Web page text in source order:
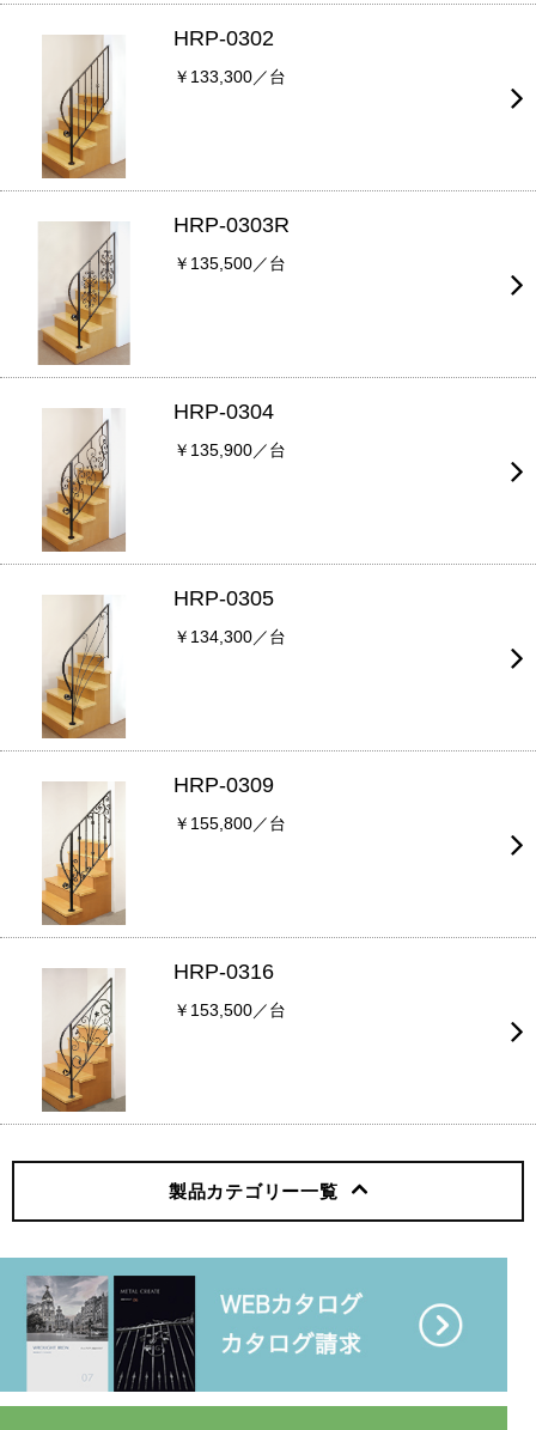
HRP-0302
￥133,300／台
HRP-0303R
￥135,500／台
HRP-0304
￥135,900／台
HRP-0305
￥134,300／台
HRP-0309
￥155,800／台
HRP-0316
￥153,500／台
製品カテゴリー一覧